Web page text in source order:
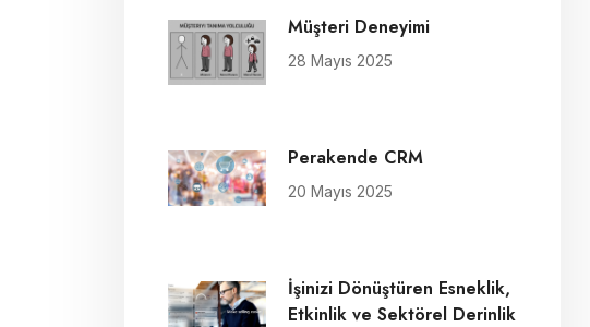
Müşteri Deneyimi
28 Mayıs 2025
Perakende CRM
20 Mayıs 2025
İşinizi Dönüştüren Esneklik,
Etkinlik ve Sektörel Derinlik